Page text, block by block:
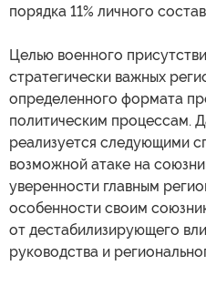
порядка 11% личного
Целью военного
стратегически важных
определенного формата
политическим процессам.
реализуется следующими
возможной атаке на
уверенности главным
особенности своим
от дестабилизирующего
руководства и